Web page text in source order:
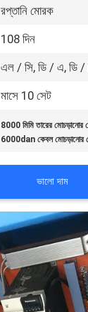
রপ্তানি মোরক
108 দিন
এল / সি, ডি / এ, ডি /
মাসে 10 সেট
8000 মিমি তারের মোচড়ানোর
6000dan কেবল মোচড়ানোর
ভালো দাম